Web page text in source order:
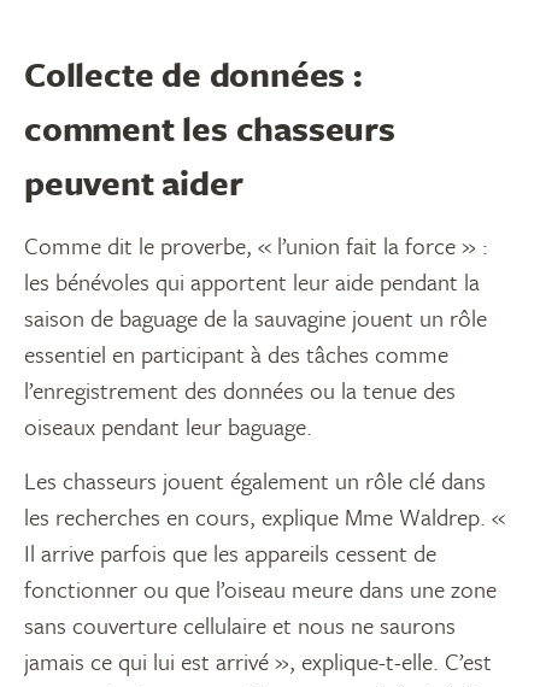
Collecte de données :
comment les chasseurs
peuvent aider
Comme dit le proverbe, « l’union fait la force » :
les bénévoles qui apportent leur aide pendant la
saison de baguage de la sauvagine jouent un rôle
essentiel en participant à des tâches comme
l’enregistrement des données ou la tenue des
oiseaux pendant leur baguage.
Les chasseurs jouent également un rôle clé dans
les recherches en cours, explique Mme Waldrep. «
Il arrive parfois que les appareils cessent de
fonctionner ou que l’oiseau meure dans une zone
sans couverture cellulaire et nous ne saurons
jamais ce qui lui est arrivé », explique-t-elle. C’est